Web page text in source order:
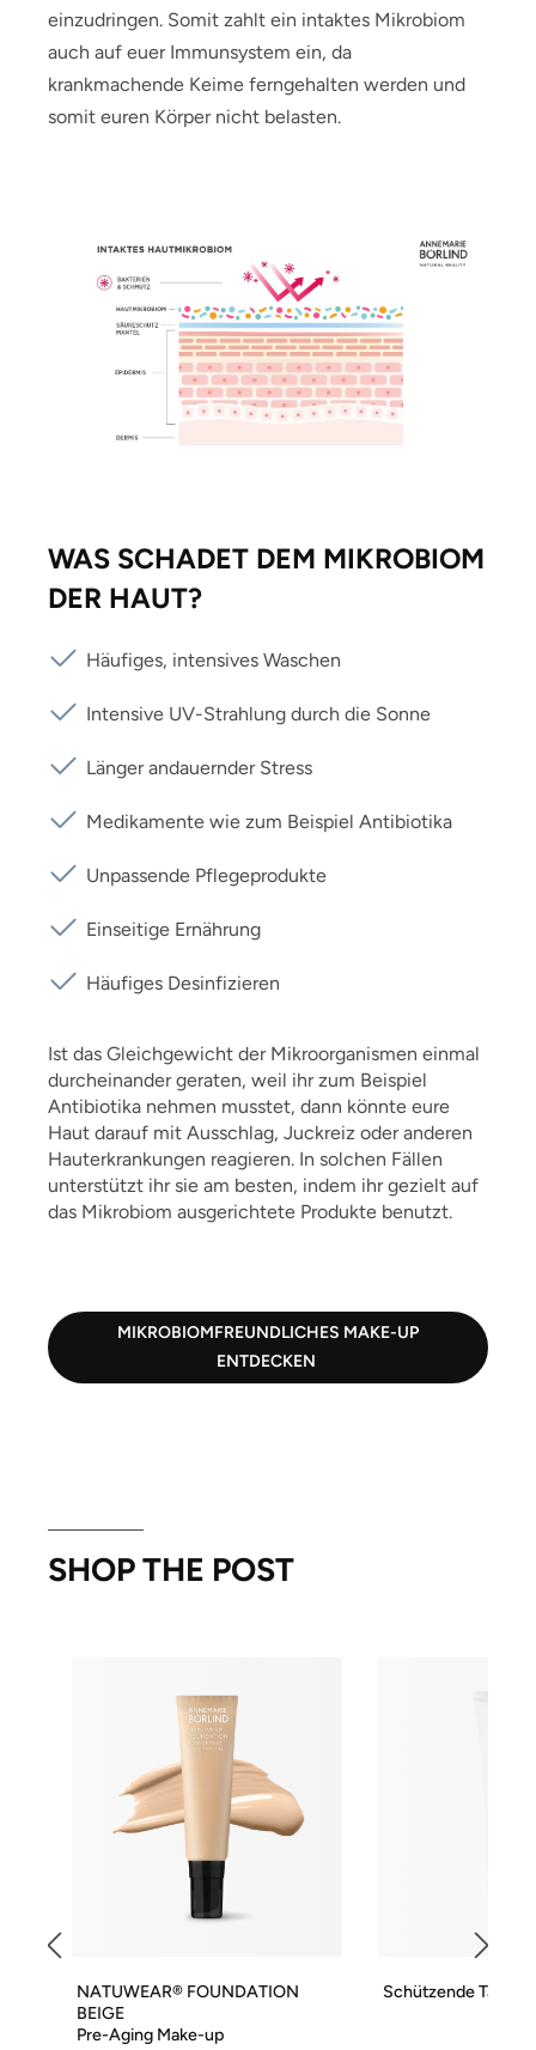
einzudringen. Somit zahlt ein intaktes Mikrobiom
auch auf euer Immunsystem ein, da
krankmachende Keime ferngehalten werden und
somit euren Körper nicht belasten.
WAS SCHADET DEM MIKROBIOM
DER HAUT?
Häufiges, intensives Waschen
Intensive UV-Strahlung durch die Sonne
Länger andauernder Stress
Medikamente wie zum Beispiel Antibiotika
Unpassende Pflegeprodukte
Einseitige Ernährung
Häufiges Desinfizieren
Ist das Gleichgewicht der Mikroorganismen einmal
durcheinander geraten, weil ihr zum Beispiel
Antibiotika nehmen musstet, dann könnte eure
Haut darauf mit Ausschlag, Juckreiz oder anderen
Hauterkrankungen reagieren. In solchen Fällen
unterstützt ihr sie am besten, indem ihr gezielt auf
das Mikrobiom ausgerichtete Produkte benutzt.
MIKROBIOMFREUNDLICHES MAKE-UP
ENTDECKEN
SHOP THE POST
NATUWEAR® FOUNDATION
BEIGE
Pre-Aging Make-up
Schützende